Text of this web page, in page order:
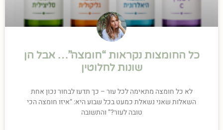
כל החומצות נקראות “חומצה”… אבל הן
שונות לחלוטין
לא כל חומצה מתאימה לכל עור – כך תדעו לבחור נכון אחת
השאלות שאני נשאלת כמעט בכל שבוע היא: “איזו חומצה הכי
טובה לעור?” והתשובה